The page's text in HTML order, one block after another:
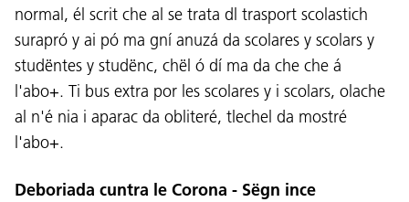
normal, él scrit che al se trata dl trasport scolastich
surapró y ai pó ma gní anuzá da scolares y scolars y
studëntes y studënc, chël ó dí ma da che che á
l'abo+. Ti bus extra por les scolares y i scolars, olache
al n'é nia i aparac da obliteré, tlechel da mostré
l'abo+.
Deboriada cuntra le Corona - Sëgn ince